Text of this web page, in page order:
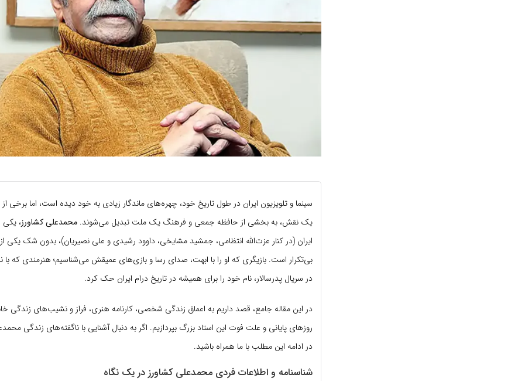
سینما و تلویزیون ایران در طول تاریخ خود، چهره‌های ماندگار زیادی به خود دیده است، اما برخی از
یک نقش، به بخشی از حافظه جمعی و فرهنگ یک ملت تبدیل می‌شوند. محمدعلی کشاورز، یکی
ایران (در کنار عز‌ت‌الله انتظامی، جمشید مشایخی، داوود رشیدی و علی نصیریان)، بدون شک یکی
بی‌تکرار است. بازیگری که او را با ابهت، صدای رسا و بازی‌های عمیقش می‌شناسیم؛ هنرمندی که با
در سریال پدرسالار، نام خود را برای همیشه در تاریخ درام ایران حک کرد.
در این مقاله جامع، قصد داریم به اعماق زندگی شخصی، کارنامه هنری، فراز و نشیب‌های زندگی
روزهای پایانی و علت فوت این استاد بزرگ بپردازیم. اگر به دنبال آشنایی با ناگفته‌های زندگی
در ادامه این مطلب با ما همراه باشید.
شناسنامه و اطلاعات فردی محمدعلی کشاورز در یک نگاه